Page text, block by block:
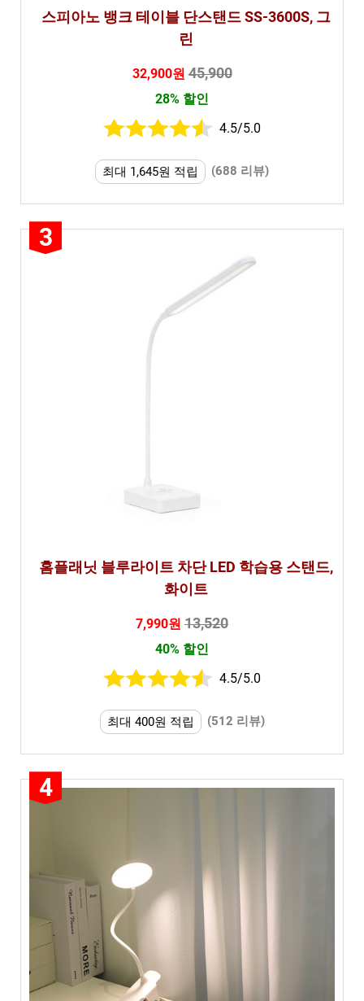
스피아노 뱅크 테이블 단스탠드 SS-3600S, 그
린
32,900원45,900
28% 할인
4.5/5.0
최대 1,645원 적립 (688 리뷰)
3
홈플래닛 블루라이트 차단 LED 학습용 스탠드,
화이트
7,990원 13,520
40% 할인
4.5/5.0
최대 400원 적립 (512 리뷰)
4